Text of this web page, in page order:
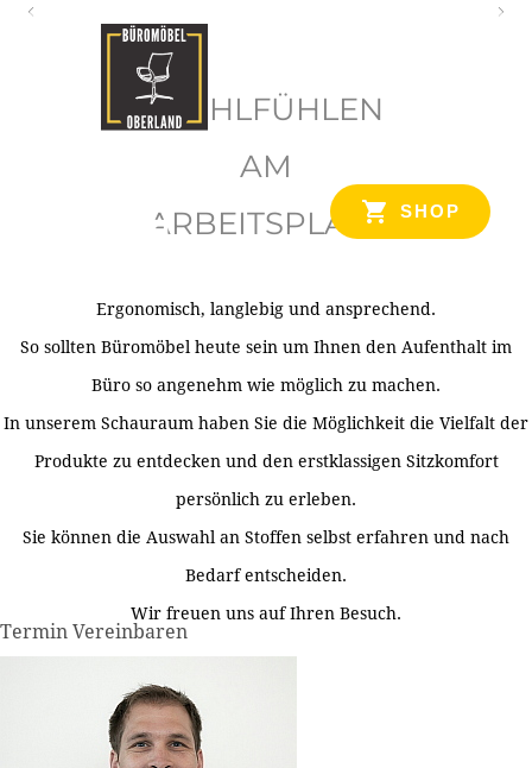
SHOP
WOHLFÜHLEN
AM
ARBEITSPLATZ
Ergonomisch, langlebig und ansprechend.
So sollten Büromöbel heute sein um Ihnen den Aufenthalt im
Büro so angenehm wie möglich zu machen.
In unserem Schauraum haben Sie die Möglichkeit die Vielfalt der
Produkte zu entdecken und den erstklassigen Sitzkomfort
persönlich zu erleben.
Sie können die Auswahl an Stoffen selbst erfahren und nach
Bedarf entscheiden.
Wir freuen uns auf Ihren Besuch.
Termin Vereinbaren